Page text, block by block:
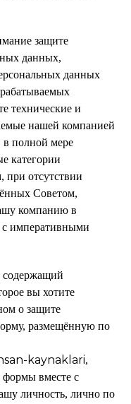
защите
данных,
данных
технические и
нашей компанией
полной мере
категории
при отсутствии
Советом,
компанию в
с императивными
содержащий
вы хотите
о защите
размещённую по
kaynaklari,
формы вместе с
личность, лично по